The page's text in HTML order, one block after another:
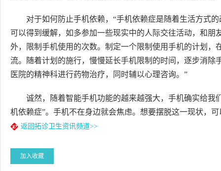
对于如何防止手机依赖，“手机依赖症是随着生活方式
可以得到缓解，如多参加一些现实中的人际交往活动，和
外，限制手机使用的次数。制定一个限制使用手机的计划
流。随着计划的施行，慢慢延长手机限制的时间，逐步消
医院的精神科进行药物治疗，同时辅以心理咨询。”
诚然，随着智能手机功能的越来越强大，手机确实给我
机依赖症”。手机不在身边就会焦虑。想要摆脱这一现状，
返回拓诊卫生资讯频道>>
加入收藏